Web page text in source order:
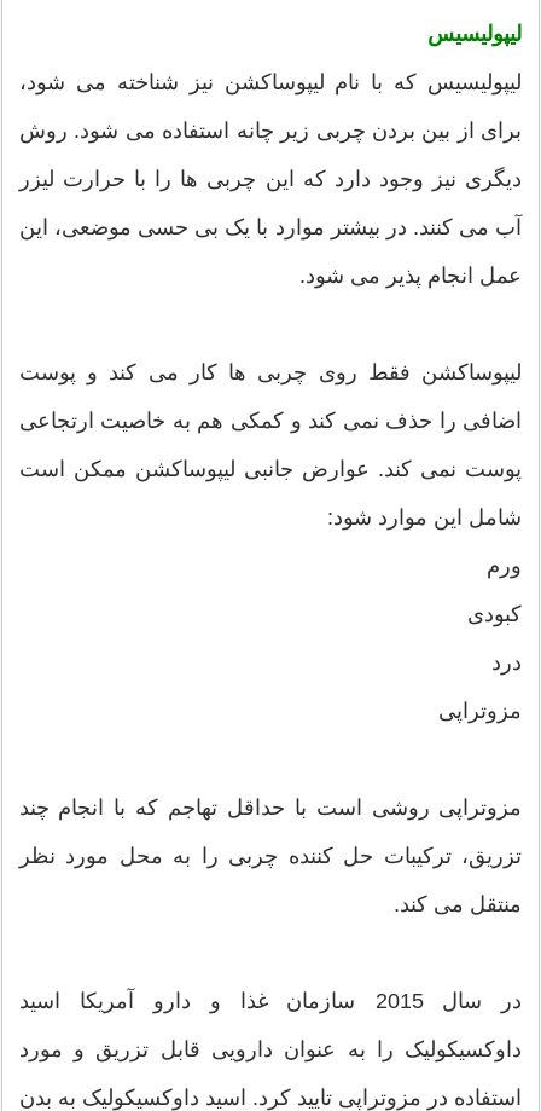
لیپولیسیس
لیپولیسیس که با نام لیپوساکشن نیز شناخته می شود،
برای از بین بردن چربی زیر چانه استفاده می شود. روش
دیگری نیز وجود دارد که این چربی ها را با حرارت لیزر
آب می کنند. در بیشتر موارد با یک بی حسی موضعی، این
عمل انجام پذیر می شود.
لیپوساکشن فقط روی چربی ها کار می کند و پوست
اضافی را حذف نمی کند و کمکی هم به خاصیت ارتجاعی
پوست نمی کند. عوارض جانبی لیپوساکشن ممکن است
شامل این موارد شود:
ورم
کبودی
درد
مزوتراپی
مزوتراپی روشی است با حداقل تهاجم که با انجام چند
تزریق، ترکیبات حل کننده چربی را به محل مورد نظر
منتقل می کند.
در سال 2015 سازمان غذا و دارو آمریکا اسید
داوکسیکولیک را به عنوان دارویی قابل تزریق و مورد
استفاده در مزوتراپی تایید کرد. اسید داوکسیکولیک به بدن